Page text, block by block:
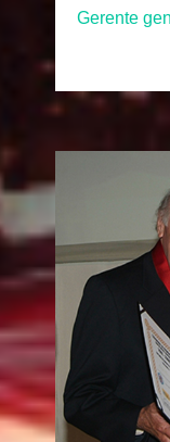
Gerente